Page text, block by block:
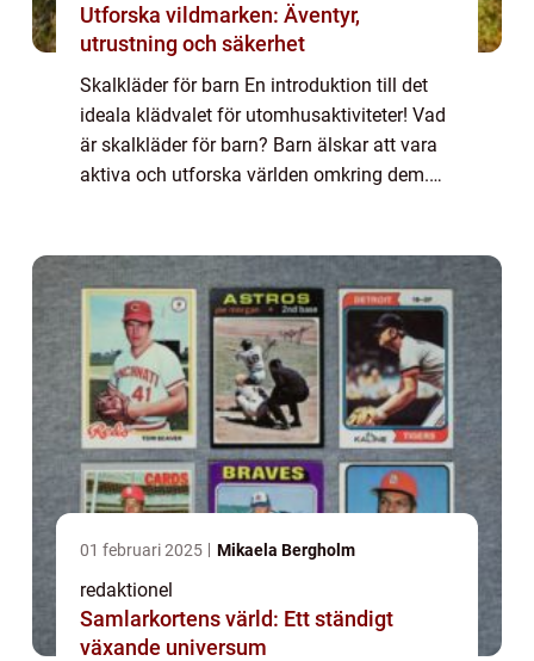
Utforska vildmarken: Äventyr,
utrustning och säkerhet
Skalkläder för barn En introduktion till det
ideala klädvalet för utomhusaktiviteter! Vad
är skalkläder för barn? Barn älskar att vara
aktiva och utforska världen omkring dem.
01 februari 2025 Mikaela Bergholm
redaktionel
Samlarkortens värld: Ett ständigt
växande universum